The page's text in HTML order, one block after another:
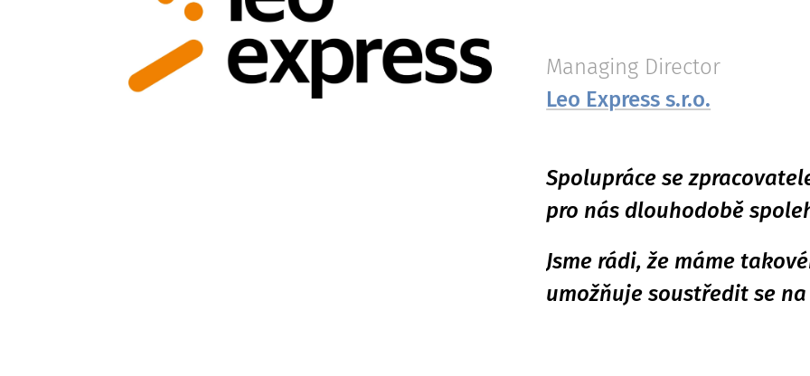
Managing Director
Leo Express s.r.o.
Spolupráce se
pro nás dlouhodobě
Jsme rádi, že máme
umožňuje soustředit se